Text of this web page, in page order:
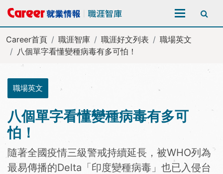
全站搜尋
Career首頁 職涯智庫 職涯好文列表
職場英文
八個單字看懂變種病毒有多可怕！
職場英文
八個單字看懂變種病毒有多可
怕！
隨著全國疫情三級警戒持續延長，被WHO列為
最易傳播的Delta「印度變種病毒」也已入侵台